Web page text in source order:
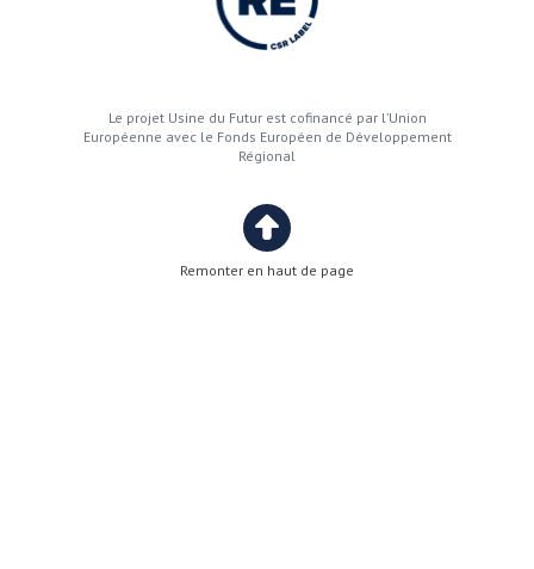
Le projet Usine du Futur est cofinancé par l’Union
Européenne avec le Fonds Européen de Développement
Régional
Remonter en haut de page